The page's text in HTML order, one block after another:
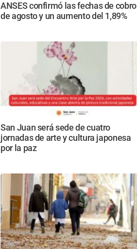
ANSES confirmó las fechas de cobro
de agosto y un aumento del 1,89%
San Juan será sede de cuatro
jornadas de arte y cultura japonesa
por la paz